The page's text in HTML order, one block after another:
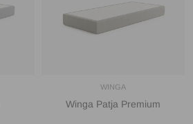
WINGA
Winga Patja Premium